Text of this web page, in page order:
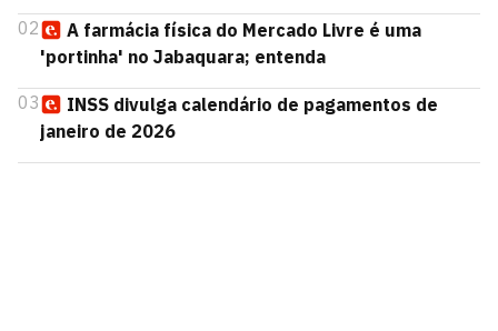
02
A farmácia física do Mercado Livre é uma
'portinha' no Jabaquara; entenda
03
INSS divulga calendário de pagamentos de
janeiro de 2026